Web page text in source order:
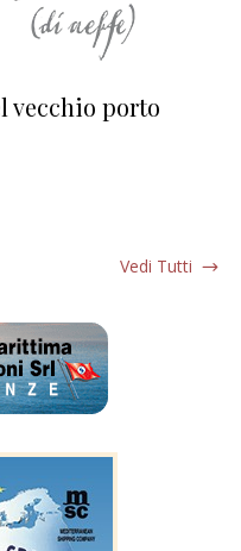
vecchio porto
Vedi Tutti